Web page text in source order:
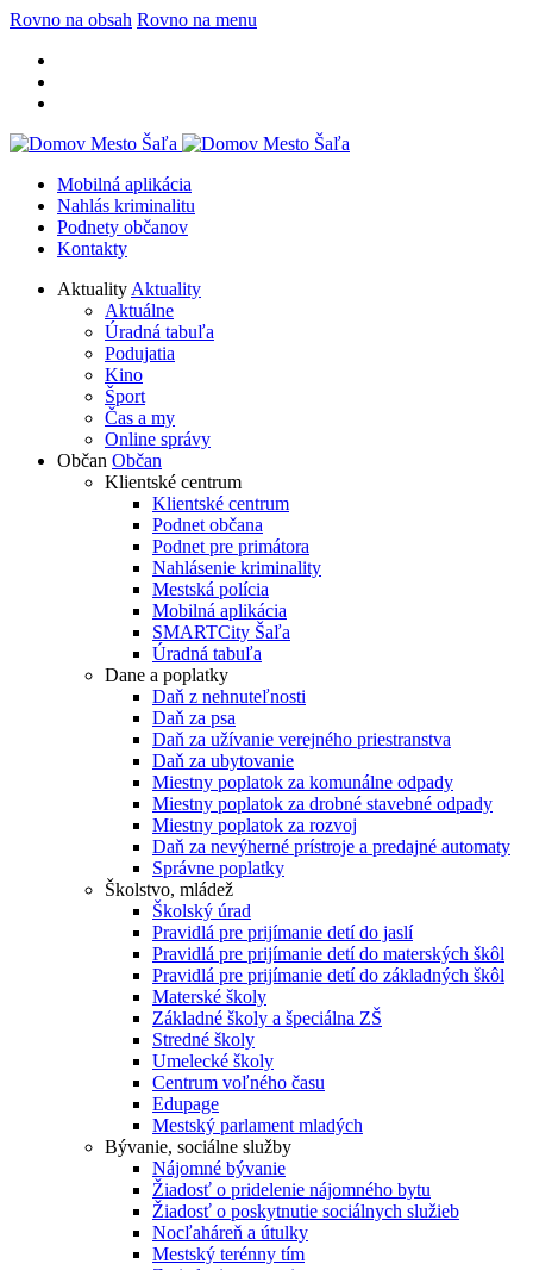
Rovno na obsah Rovno na menu
Mobilná aplikácia
Nahlás kriminalitu
Podnety občanov
Kontakty
Aktuality Aktuality
Aktuálne
Úradná tabuľa
Podujatia
Kino
Šport
Čas a my
Online správy
Občan Občan
Klientské centrum
Klientské centrum
Podnet občana
Podnet pre primátora
Nahlásenie kriminality
Mestská polícia
Mobilná aplikácia
SMARTCity Šaľa
Úradná tabuľa
Dane a poplatky
Daň z nehnuteľnosti
Daň za psa
Daň za užívanie verejného priestranstva
Daň za ubytovanie
Miestny poplatok za komunálne odpady
Miestny poplatok za drobné stavebné odpady
Miestny poplatok za rozvoj
Daň za nevýherné prístroje a predajné automaty
Správne poplatky
Školstvo, mládež
Školský úrad
Pravidlá pre prijímanie detí do jaslí
Pravidlá pre prijímanie detí do materských škôl
Pravidlá pre prijímanie detí do základných škôl
Materské školy
Základné školy a špeciálna ZŠ
Stredné školy
Umelecké školy
Centrum voľného času
Edupage
Mestský parlament mladých
Bývanie, sociálne služby
Nájomné bývanie
Žiadosť o pridelenie nájomného bytu
Žiadosť o poskytnutie sociálnych služieb
Nocľaháreň a útulky
Mestský terénny tím